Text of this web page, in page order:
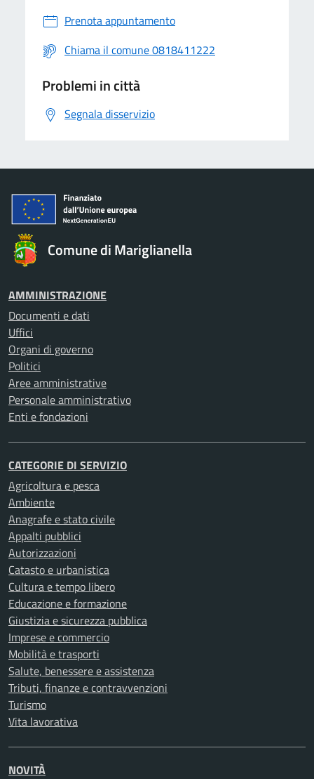
Prenota appuntamento
Chiama il comune 0818411222
Problemi in città
Segnala disservizio
Comune di Mariglianella
AMMINISTRAZIONE
Documenti e dati
Uffici
Organi di governo
Politici
Aree amministrative
Personale amministrativo
Enti e fondazioni
CATEGORIE DI SERVIZIO
Agricoltura e pesca
Ambiente
Anagrafe e stato civile
Appalti pubblici
Autorizzazioni
Catasto e urbanistica
Cultura e tempo libero
Educazione e formazione
Giustizia e sicurezza pubblica
Imprese e commercio
Mobilità e trasporti
Salute, benessere e assistenza
Tributi, finanze e contravvenzioni
Turismo
Vita lavorativa
NOVITÀ